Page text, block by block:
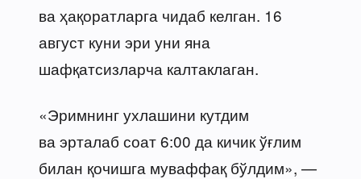
ва ҳақоратларга чидаб келган. 16
август куни эри уни яна
шафқатсизларча калтаклаган.
«Эримнинг ухлашини кутдим
ва эрталаб соат 6:00 да кичик ўғлим
билан қочишга муваффақ бўлдим», —